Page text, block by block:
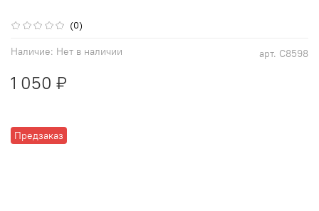
(0)
арт. C8598
Наличие: Нет в наличии
Предзаказ
1 050 ₽